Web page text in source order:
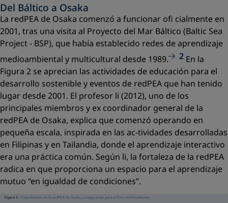
Del Báltico a Osaka
La redPEA de Osaka comenzó a funcionar oﬁ cialmente en
2001, tras una visita al Proyecto del Mar Báltico (Baltic Sea
Project - BSP), que había establecido redes de aprendizaje
medioambiental y multicultural desde 1989.
2En la
Figura 2 se aprecian las actividades de educación para el
desarrollo sostenible y eventos de redPEA que han tenido
lugar desde 2001. El profesor li (2012), uno de los
principales miembros y ex coordinador general de la
redPEA de Osaka, explica que comenzó operando en
pequeña escala, inspirada en las ac-tividades desarrolladas
en Filipinas y en Tailandia, donde el aprendizaje interactivo
era una práctica común. Según li, la fortaleza de la redPEA
radica en que proporciona un espacio para el aprendizaje
mutuo “en igualdad de condiciones”.